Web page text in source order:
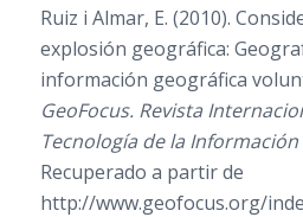
Ruiz i Almar, E. (2010).
explosión geográfica:
información geográfica
GeoFocus. Revista
Tecnología de la
Recuperado a partir de
http://www.geofocus.org/